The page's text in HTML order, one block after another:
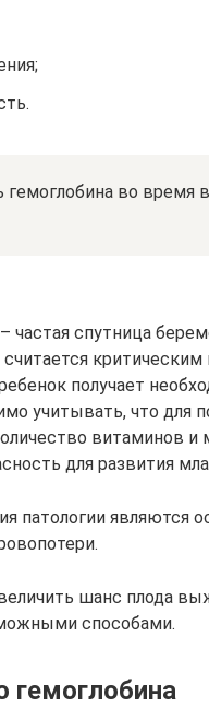
гемоглобина во время
частая спутница
получает
учитывать, что для
витаминов и
для развития
патологии являются
шанс плода
способами.
гемоглобина